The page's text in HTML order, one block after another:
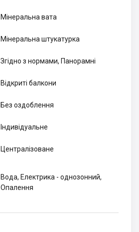
Мінеральна вата
Мінеральна штукатурка
Згідно з нормами, Панорамні
Відкриті балкони
Без оздоблення
Індивідуальне
Централізоване
Вода, Електрика - однозонний,
Опалення